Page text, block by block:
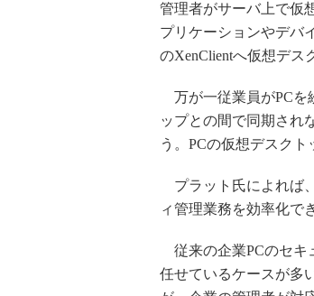
管理者がサーバ上で仮
プリケーションやデバ
のXenClientへ仮想デス
万が一従業員がPCを
ップとの間で同期され
う。PCの仮想デスク
プラット氏によれば
ィ管理業務を効率化で
従来の企業PCのセキ
任せているケースが多